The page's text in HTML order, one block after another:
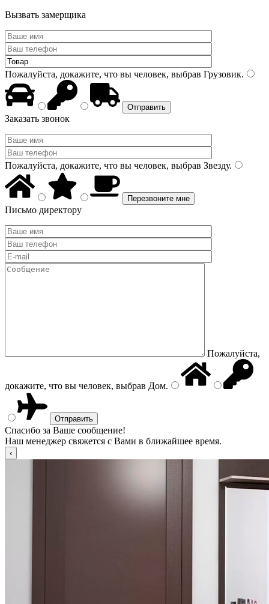
Вызвать замерщика
Пожалуйста, докажите, что вы человек, выбрав Грузовик.
Заказать звонок
Пожалуйста, докажите, что вы человек, выбрав Звезду.
Письмо директору
Пожалуйста,
докажите, что вы человек, выбрав Дом.
Спасибо за Ваше сообщение!
Наш менеджер свяжется с Вами в ближайшее время.